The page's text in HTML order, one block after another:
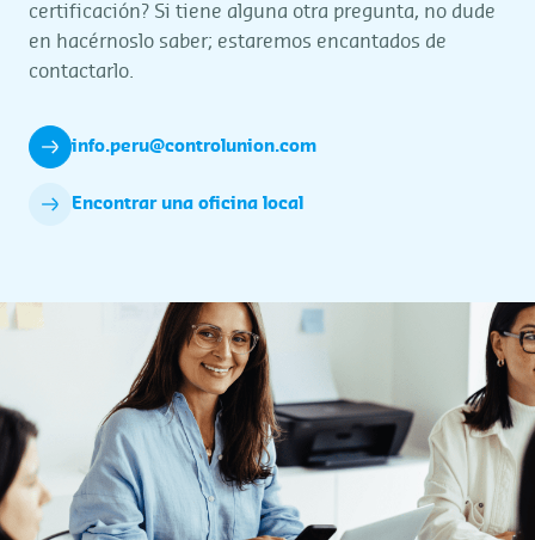
certificación? Si tiene alguna otra pregunta, no dude
en hacérnoslo saber; estaremos encantados de
contactarlo.
info.peru@controlunion.com
Encontrar una oficina local